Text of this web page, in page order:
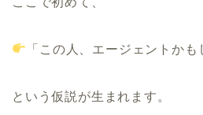
「この人、エージェントかも
という仮説が生まれます。